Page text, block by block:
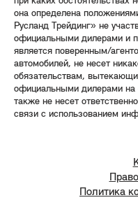
она определена
Русланд Трейдинг» не
официальными дилерами и
является поверенным/
автомобилей, не несет
обязательствам,
официальными дилерами на
также не несет
связи с использованием
Политика